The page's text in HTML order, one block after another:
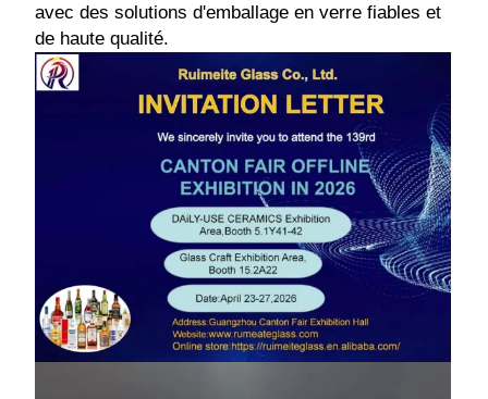
avec des solutions d'emballage en verre fiables et
de haute qualité.